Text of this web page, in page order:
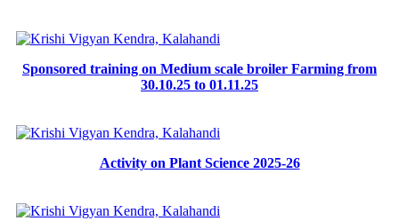
Sponsored training on Medium scale broiler Farming from
30.10.25 to 01.11.25
Activity on Plant Science 2025-26